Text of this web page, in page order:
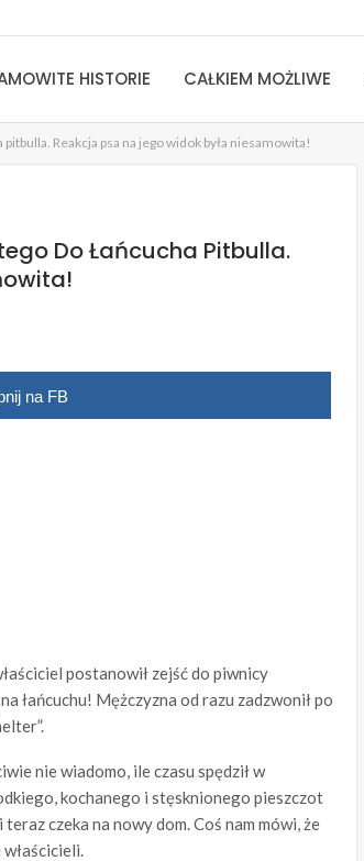
HISTORIE CAŁKIEM MOŻLIWE
Reakcja psa na jego widok była niesamowita!
Do Łańcucha Pitbulla.
na FB
postanowił zejść do piwnicy
łańcuchu! Mężczyzna od razu zadzwonił po
nie wiadomo, ile czasu spędził w
kochanego i stęsknionego pieszczot
czeka na nowy dom. Coś nam mówi, że